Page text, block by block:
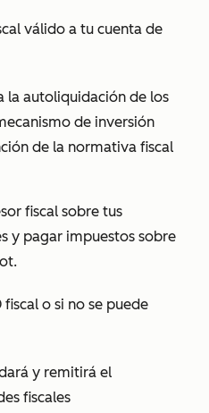
válido a tu cuenta de
la autoliquidación de los
de inversión
de la normativa fiscal
fiscal sobre tus
y pagar impuestos sobre
o si no se puede
y remitirá el
fiscales